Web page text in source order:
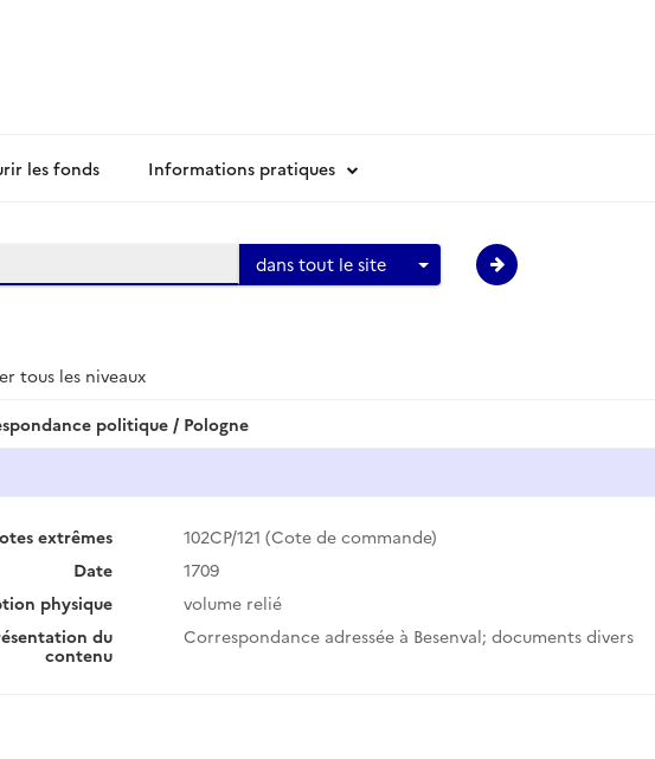
les fonds Informations pratiques
dans tout le site
tous les niveaux
politique / Pologne
extrêmes
102CP/121 (Cote de commande)
Date
1709
physique
volume relié
du
contenu
Correspondance adressée à Besenval; documents divers